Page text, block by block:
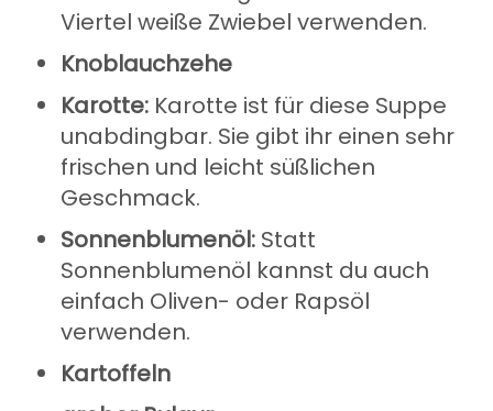
Viertel weiße Zwiebel verwenden.
Knoblauchzehe
Karotte: Karotte ist für diese Suppe
unabdingbar. Sie gibt ihr einen sehr
frischen und leicht süßlichen
Geschmack.
Sonnenblumenöl: Statt
Sonnenblumenöl kannst du auch
einfach Oliven- oder Rapsöl
verwenden.
Kartoffeln